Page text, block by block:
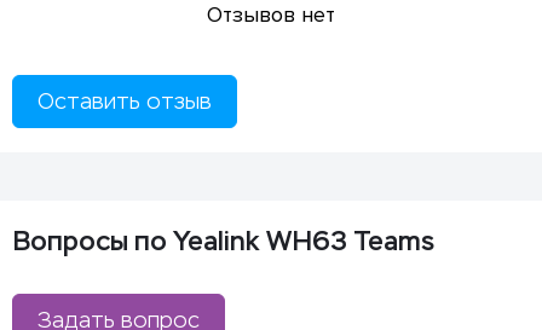
Отзывов нет
Оставить отзыв
Вопросы по Yealink WH63 Teams
Задать вопрос